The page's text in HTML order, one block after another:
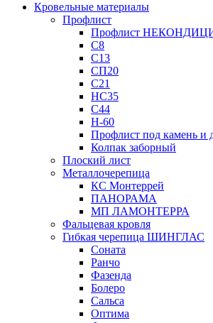
Кровельные материалы
Профлист
Профлист
С8
С13
СП20
С21
НС35
С44
Н-60
Профлист под камень и
Колпак заборный
Плоский лист
Металлочерепица
КС Монтеррей
ПАНОРАМА
МП ЛАМОНТЕРРА
Фальцевая кровля
Гибкая черепица ШИНГЛАС
Соната
Ранчо
Фазенда
Болеро
Сальса
Оптима